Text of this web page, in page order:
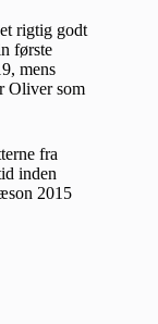
rigtig godt
første
mens
Oliver som
fra
inden
2015